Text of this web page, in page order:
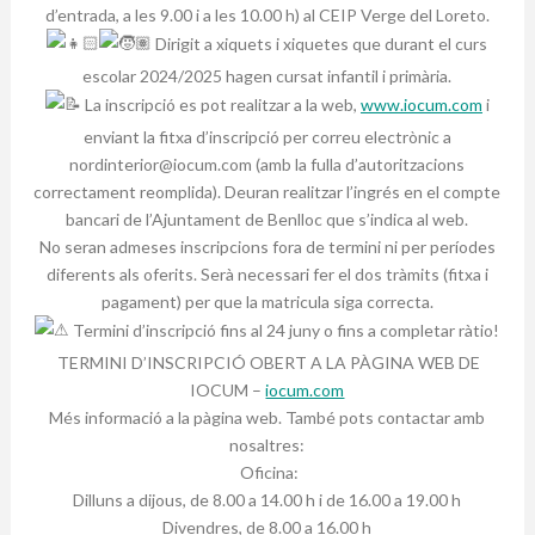
d’entrada, a les 9.00 i a les 10.00 h) al CEIP Verge del Loreto.
Dirigit a xiquets i xiquetes que durant el curs
escolar 2024/2025 hagen cursat infantil i primària.
La inscripció es pot realitzar a la web, www.iocum.com i
enviant la fitxa d’inscripció per correu electrònic a
nordinterior@iocum.com (amb la fulla d’autoritzacions
correctament reomplida). Deuran realitzar l’ingrés en el compte
bancari de l’Ajuntament de Benlloc que s’indica al web.
No seran admeses inscripcions fora de termini ni per períodes
diferents als oferits. Serà necessari fer el dos tràmits (fitxa i
pagament) per que la matricula siga correcta.
Termini d’inscripció fins al 24 juny o fins a completar ràtio!
TERMINI D’INSCRIPCIÓ OBERT A LA PÀGINA WEB DE
IOCUM –iocum.com
Més informació a la pàgina web. També pots contactar amb
nosaltres:
Oficina:
Dilluns a dijous, de 8.00 a 14.00 h i de 16.00 a 19.00 h
Divendres, de 8.00 a 16.00 h